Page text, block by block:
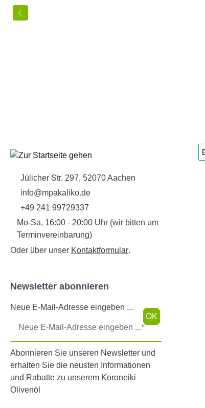
Jülicher Str. 297, 52070 Aachen
info@mpakaliko.de
+49 241 99729337
Mo-Sa, 16:00 - 20:00 Uhr (wir bitten um
Terminvereinbarung)
Oder über unser Kontaktformular.
Newsletter abonnieren
Neue E-Mail-Adresse eingeben ...
OK
Abonnieren Sie unseren Newsletter und
erhalten Sie die neusten Informationen
und Rabatte zu unserem Koroneiki
Olivenöl